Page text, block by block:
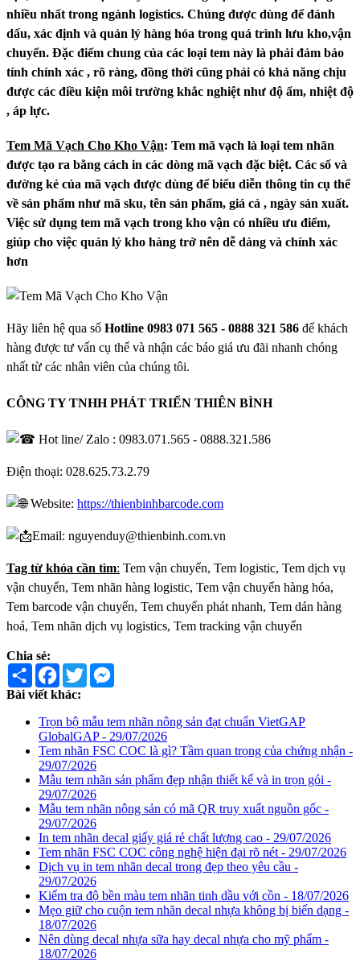
nhiều nhất trong ngành logistics. Chúng được dùng để đánh
dấu, xác định và quản lý hàng hóa trong quá trình lưu kho,vận
chuyển. Đặc điểm chung của các loại tem này là phải đảm bảo
tính chính xác , rõ ràng, đồng thời cũng phải có khả năng chịu
được các điều kiện môi trường khắc nghiệt như độ ẩm, nhiệt độ
, áp lực.
Tem Mã Vạch Cho Kho Vận: Tem mã vạch là loại tem nhãn
được tạo ra bằng cách in các dòng mã vạch đặc biệt. Các số và
đường kẻ của mã vạch được dùng để biểu diễn thông tin cụ thể
về sản phẩm như mã sku, tên sản phẩm, giá cả , ngày sản xuất.
Việc sử dụng tem mã vạch trong kho vận có nhiều ưu điểm,
giúp cho việc quản lý kho hàng trở nên dễ dàng và chính xác
hơn
Hãy liên hệ qua số Hotline 0983 071 565 - 0888 321 586 để khách
hàng được tư vấn cụ thể và nhận các báo giá ưu đãi nhanh chóng
nhất từ các nhân viên của chúng tôi.
CÔNG TY TNHH PHÁT TRIỂN THIÊN BÌNH
Hot line/ Zalo : 0983.071.565 - 0888.321.586
Điện thoại: 028.625.73.2.79
Website: https://thienbinhbarcode.com
Email: nguyenduy@thienbinh.com.vn
Tag từ khóa cần tìm: Tem vận chuyển, Tem logistic, Tem dịch vụ
vận chuyển, Tem nhãn hàng logistic, Tem vận chuyển hàng hóa,
Tem barcode vận chuyển, Tem chuyển phát nhanh, Tem dán hàng
hoá, Tem nhãn dịch vụ logistics, Tem tracking vận chuyển
Chia sẻ:
Share Facebook
Twitter
Bài viết khác:
Trọn bộ mẫu tem nhãn nông sản đạt chuẩn VietGAP
GlobalGAP - 29/07/2026
Tem nhãn FSC COC là gì? Tầm quan trọng của chứng nhận -
29/07/2026
Mẫu tem nhãn sản phẩm đẹp nhận thiết kế và in trọn gói -
29/07/2026
Mẫu tem nhãn nông sản có mã QR truy xuất nguồn gốc -
29/07/2026
In tem nhãn decal giấy giá rẻ chất lượng cao - 29/07/2026
Tem nhãn FSC COC công nghệ hiện đại rõ nét - 29/07/2026
Dịch vụ in tem nhãn decal trong đẹp theo yêu cầu -
29/07/2026
Kiểm tra độ bền màu tem nhãn tinh dầu với cồn - 18/07/2026
Mẹo giữ cho cuộn tem nhãn decal nhựa không bị biến dạng -
18/07/2026
Nên dùng decal nhựa sữa hay decal nhựa cho mỹ phẩm -
18/07/2026